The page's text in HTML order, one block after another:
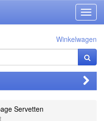
Winkelwagen
Servetten